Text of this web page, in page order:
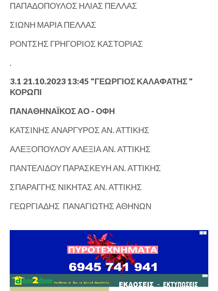
ΠΑΠΑΔΟΠΟΥΛΟΣ ΗΛΙΑΣ ΠΕΛΛΑΣ
ΣΙΩΝΗ ΜΑΡΙΑ ΠΕΛΛΑΣ
ΡΟΝΤΣΗΣ ΓΡΗΓΟΡΙΟΣ ΚΑΣΤΟΡΙΑΣ
.
3.1 21.10.2023 13:45 "ΓΕΩΡΓΙΟΣ ΚΑΛΑΦΑΤΗΣ "
ΚΟΡΩΠΙ
ΠΑΝΑΘΗΝΑΪΚΟΣ ΑΟ - ΟΦΗ
ΚΑΤΣΙΝΗΣ ΑΝΑΡΓΥΡΟΣ ΑΝ. ΑΤΤΙΚΗΣ
ΑΛΕΞΟΠΟΥΛΟΥ ΑΛΕΞΙΑ ΑΝ. ΑΤΤΙΚΗΣ
ΠΑΝΤΕΛΙΔΟΥ ΠΑΡΑΣΚΕΥΗ ΑΝ. ΑΤΤΙΚΗΣ
ΣΠΑΡΑΓΓΗΣ ΝΙΚΗΤΑΣ ΑΝ. ΑΤΤΙΚΗΣ
ΓΕΩΡΓΙΑΔΗΣ ΠΑΝΑΓΙΩΤΗΣ ΑΘΗΝΩΝ